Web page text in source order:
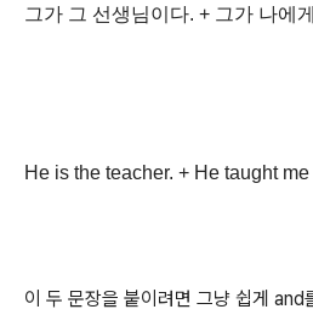
그가 그 선생님이다. + 그가 나에
He is the teacher. + He taught me
이 두 문장을 붙이려면 그냥 쉽게